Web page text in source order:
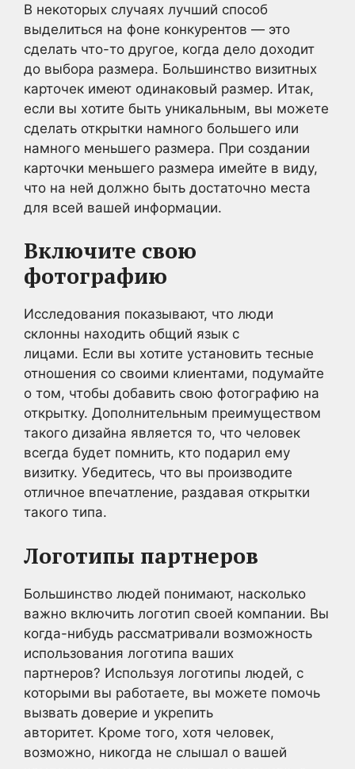
В некоторых случаях лучший способ
выделиться на фоне конкурентов — это
сделать что-то другое, когда дело доходит
до выбора размера. Большинство визитных
карточек имеют одинаковый размер. Итак,
если вы хотите быть уникальным, вы можете
сделать открытки намного большего или
намного меньшего размера. При создании
карточки меньшего размера имейте в виду,
что на ней должно быть достаточно места
для всей вашей информации.
Включите свою
фотографию
Исследования показывают, что люди
склонны находить общий язык с
лицами. Если вы хотите установить тесные
отношения со своими клиентами, подумайте
о том, чтобы добавить свою фотографию на
открытку. Дополнительным преимуществом
такого дизайна является то, что человек
всегда будет помнить, кто подарил ему
визитку. Убедитесь, что вы производите
отличное впечатление, раздавая открытки
такого типа.
Логотипы партнеров
Большинство людей понимают, насколько
важно включить логотип своей компании. Вы
когда-нибудь рассматривали возможность
использования логотипа ваших
партнеров? Используя логотипы людей, с
которыми вы работаете, вы можете помочь
вызвать доверие и укрепить
авторитет. Кроме того, хотя человек,
возможно, никогда не слышал о вашей